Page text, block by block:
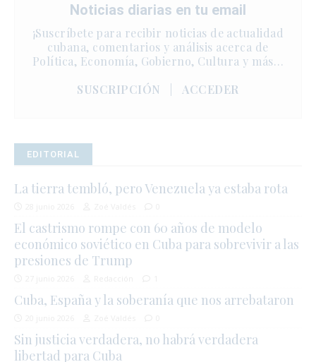
Noticias diarias en tu email
¡Suscríbete para recibir noticias de actualidad
cubana, comentarios y análisis acerca de
Política, Economía, Gobierno, Cultura y más…
SUSCRIPCIÓN
ACCEDER
EDITORIAL
La tierra tembló, pero Venezuela ya estaba rota
El castrismo rompe con 60 años de modelo
económico soviético en Cuba para sobrevivir a las
presiones de Trump
Cuba, España y la soberanía que nos arrebataron
Sin justicia verdadera, no habrá verdadera
libertad para Cuba